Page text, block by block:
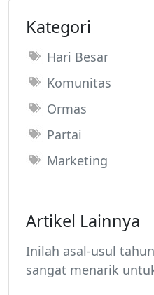
Kategori
Hari Besar
Komunitas
Ormas
Partai
Marketing
Artikel Lainnya
Inilah asal-usul
sangat menarik